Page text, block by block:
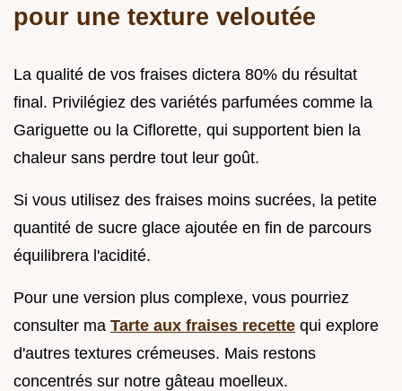
pour une texture veloutée
La qualité de vos fraises dictera 80% du résultat
final. Privilégiez des variétés parfumées comme la
Gariguette ou la Ciflorette, qui supportent bien la
chaleur sans perdre tout leur goût.
Si vous utilisez des fraises moins sucrées, la petite
quantité de sucre glace ajoutée en fin de parcours
équilibrera l'acidité.
Pour une version plus complexe, vous pourriez
consulter ma Tarte aux fraises recette qui explore
d'autres textures crémeuses. Mais restons
concentrés sur notre gâteau moelleux.